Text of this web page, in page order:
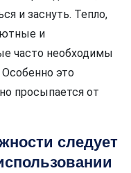
и заснуть. Тепло,
и
часто необходимы
это
просыпается от
следует